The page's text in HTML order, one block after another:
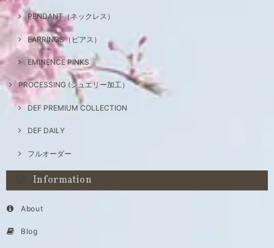
PENDANT（ネックレス）
EARRINGS（ピアス）
EMINENCE PINKS
PROCESSING (ジュエリー加工）
DEF PREMIUM COLLECTION
DEF DAILY
フルオーダー
Information
About
Blog